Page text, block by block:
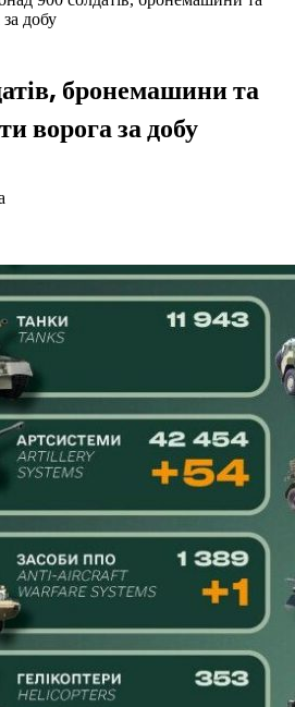
добу
бронемашини та
ворога за добу